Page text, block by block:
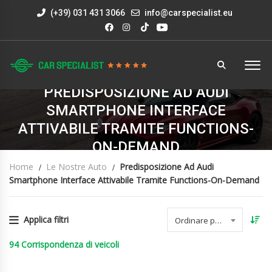
(+39) 031 431 3066 info@carspecialist.eu
PREDISPOSIZIONE AD AUDI
SMARTPHONE INTERFACE
ATTIVABILE TRAMITE FUNCTIONS-
ON-DEMAND
Home Le Nostre Auto
Predisposizione Ad Audi
Smartphone Interface Attivabile Tramite Functions-On-Demand
Applica filtri Ordinare per data
94 Corrispondenza di veicoli